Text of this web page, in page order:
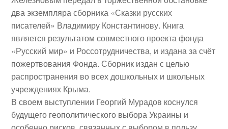
два экземплярасборника «Сказки русских
писателей» Владимиру Константинову. Книга
является результатом совместного проекта фонда
«Русский мир» и Россотрудничества, и издана за счёт
пожертвования Фонда. Сборник издан с целью
распространения во всех дошкольных и школьных
учреждениях Крыма.
В своем выступлении Георгий Мурадов коснулся
будущего геополитического выбора Украины и